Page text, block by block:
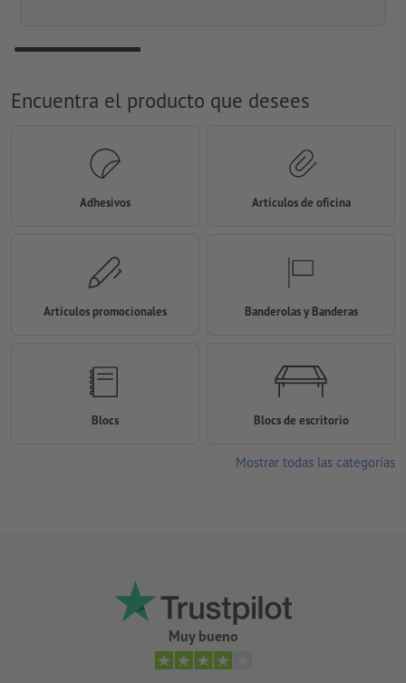
Muy bueno
Encuentra el producto que desees
Adhesivos Artículos de oficina
Artículos promocionales Banderolas y Banderas
Blocs Blocs de escritorio
Mostrar todas las categorías